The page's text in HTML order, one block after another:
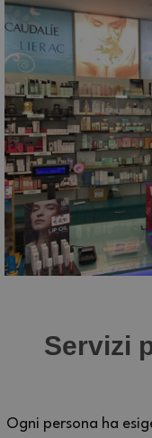
Servizi
Ogni persona ha